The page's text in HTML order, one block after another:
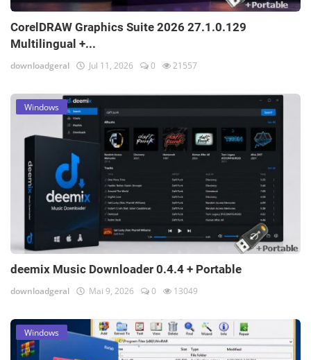
CorelDRAW Graphics Suite 2026 27.1.0.129
Multilingual +...
downloadgeral Jul 11, 2026 0 21557
Windows
deemix Music Downloader 0.4.4 + Portable
downloadgeral Mai 9, 2026 0 13049
Windows